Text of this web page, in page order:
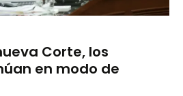
Corte, los
en modo de